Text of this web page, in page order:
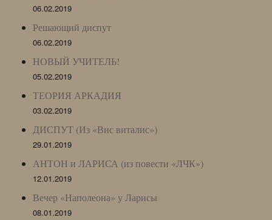
06.02.2019
Решающий диспут
06.02.2019
НОВЫЙ УЧИТЕЛЬ!
05.02.2019
ТЕОРИЯ АРКАДИЯ
03.02.2019
ДИСПУТ (Из «Вис виталис»)
29.01.2019
АНТОН и ЛАРИСА (из повести «ЛЧК»)
12.01.2019
Вечер «Наполеона» у Ларисы
08.01.2019